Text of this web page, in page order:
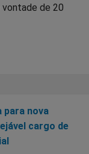
de 20
para nova
cargo de